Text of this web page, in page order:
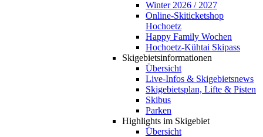
Winter 2026 / 2027
Online-Skiticketshop
Hochoetz
Happy Family Wochen
Hochoetz-Kühtai Skipass
Skigebietsinformationen
Übersicht
Live-Infos & Skigebietsnews
Skigebietsplan, Lifte & Pisten
Skibus
Parken
Highlights im Skigebiet
Übersicht